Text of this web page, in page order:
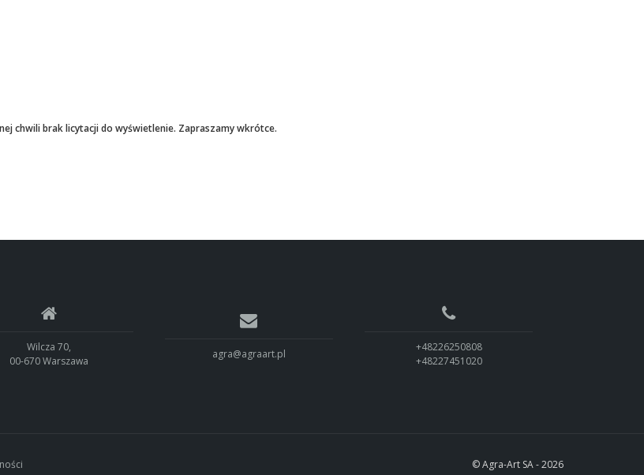
chwili brak licytacji do wyświetlenie. Zapraszamy wkrótce.
Wilcza 70,
00-670 Warszawa
agra@agraart.pl
+48226250808
+48227451020
© Agra-Art SA - 2026